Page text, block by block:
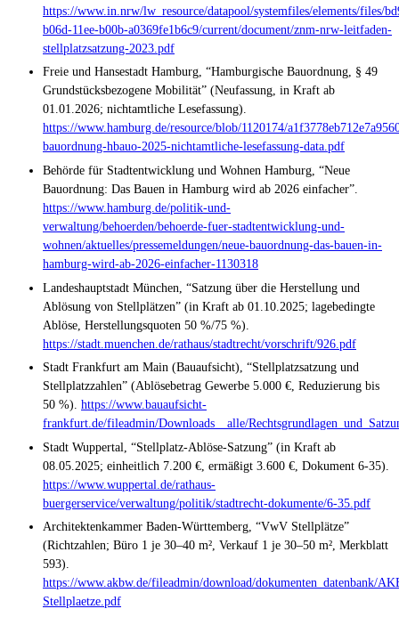
https://www.in.nrw/lw_resource/datapool/systemfiles/elements/files/
b06d-11ee-b00b-a0369fe1b6c9/current/document/znm-nrw-leitfaden-
stellplatzsatzung-2023.pdf
Freie und Hansestadt Hamburg, “Hamburgische Bauordnung, § 49
Grundstücksbezogene Mobilität” (Neufassung, in Kraft ab
01.01.2026; nichtamtliche Lesefassung).
https://www.hamburg.de/resource/blob/1120174/
bauordnung-hbauo-2025-nichtamtliche-lesefassung-data.pdf
Behörde für Stadtentwicklung und Wohnen Hamburg, “Neue
Bauordnung: Das Bauen in Hamburg wird ab 2026 einfacher”.
https://www.hamburg.de/politik-und-
verwaltung/behoerden/behoerde-fuer-stadtentwicklung-und-
wohnen/aktuelles/pressemeldungen/neue-bauordnung-das-bauen-in-
hamburg-wird-ab-2026-einfacher-1130318
Landeshauptstadt München, “Satzung über die Herstellung und
Ablösung von Stellplätzen” (in Kraft ab 01.10.2025; lagebedingte
Ablöse, Herstellungsquoten 50 %/75 %).
https://stadt.muenchen.de/rathaus/stadtrecht/vorschrift/926.pdf
Stadt Frankfurt am Main (Bauaufsicht), “Stellplatzsatzung und
Stellplatzzahlen” (Ablösebetrag Gewerbe 5.000 €, Reduzierung bis
50 %). https://www.bauaufsicht-
frankfurt.de/fileadmin/Downloads__alle/
Stadt Wuppertal, “Stellplatz-Ablöse-Satzung” (in Kraft ab
08.05.2025; einheitlich 7.200 €, ermäßigt 3.600 €, Dokument 6-35).
https://www.wuppertal.de/rathaus-
buergerservice/verwaltung/politik/stadtrecht-dokumente/6-35.pdf
Architektenkammer Baden-Württemberg, “VwV Stellplätze”
(Richtzahlen; Büro 1 je 30–40 m², Verkauf 1 je 30–50 m², Merkblatt
593).
https://www.akbw.de/fileadmin/download/dokumenten_datenbank/
Stellplaetze.pdf